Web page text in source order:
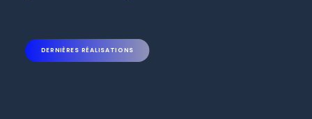
DERNIÈRES RÉALISATIONS